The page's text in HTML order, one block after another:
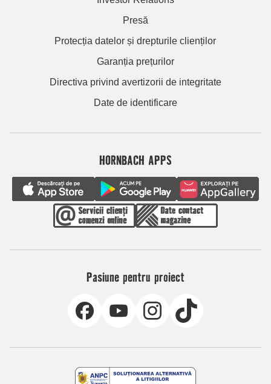
Presă
Protecția datelor și drepturile clienților
Garanția prețurilor
Directiva privind avertizorii de integritate
Date de identificare
HORNBACH APPS
Pasiune pentru proiect